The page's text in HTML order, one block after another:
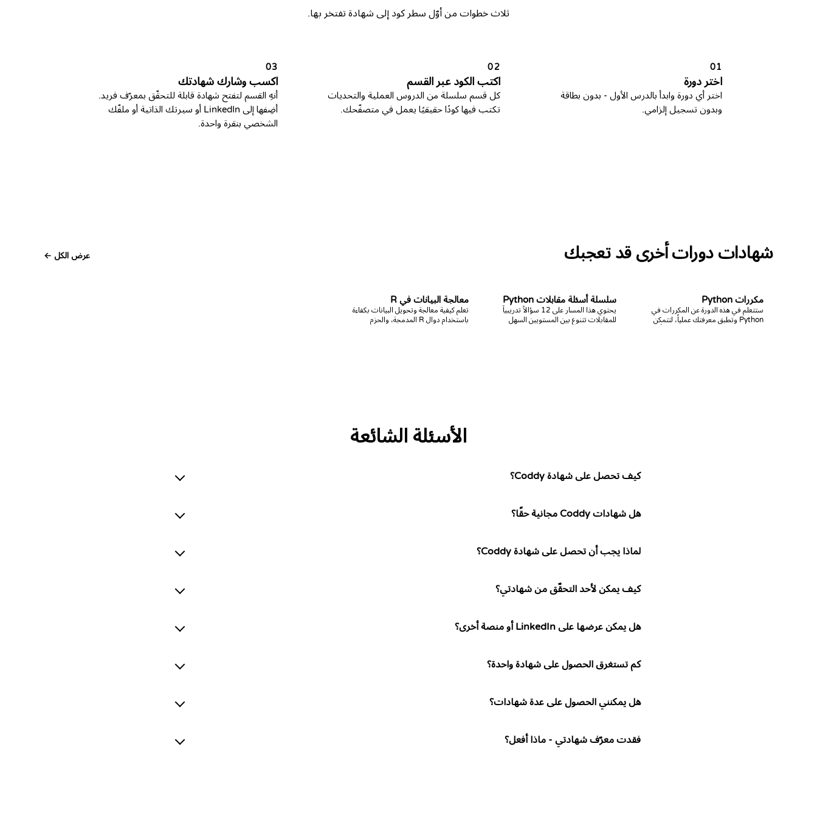
ثلاث خطوات من أوّل سطر كود إلى شهادة تفتخر بها.
01
اختر دورة
اختر أي دورة وابدأ بالدرس الأول - بدون بطاقة
وبدون تسجيل إلزامي.
02
اكتب الكود عبر القسم
كل قسم سلسلة من الدروس العملية والتحديات
تكتب فيها كودًا حقيقيًا يعمل في متصفّحك.
03
اكسب وشارك شهادتك
أنهِ القسم لتفتح شهادة قابلة للتحقّق بمعرّف فريد.
أضِفها إلى LinkedIn أو سيرتك الذاتية أو ملفّك
الشخصي بنقرة واحدة.
شهادات دورات أخرى قد تعجبك عرض الكل ←
مكررات Python
ستتعلم في هذه الدورة عن المكررات في
Python وتطبق معرفتك عملياً، لتتمكن
سلسلة أسئلة مقابلات Python
يحتوي هذا المسار على 12 سؤالاً تدريبياً
للمقابلات تتنوع بين المستويين السهل
معالجة البيانات في R
تعلم كيفية معالجة وتحويل البيانات بكفاءة
باستخدام دوال R المدمجة، والحزم
الأسئلة الشائعة
كيف تحصل على شهادة Coddy؟
هل شهادات Coddy مجانية حقًا؟
لماذا يجب أن تحصل على شهادة Coddy؟
كيف يمكن لأحد التحقّق من شهادتي؟
هل يمكن عرضها على LinkedIn أو منصة أخرى؟
كم تستغرق الحصول على شهادة واحدة؟
هل يمكنني الحصول على عدة شهادات؟
فقدت معرّف شهادتي - ماذا أفعل؟